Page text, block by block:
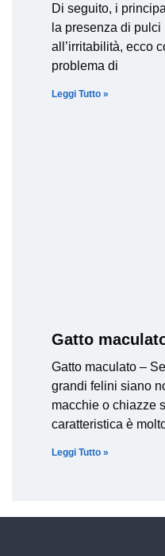
Di seguito, i
la presenza di
all’irritabilità, ecco
problema di
Leggi Tutto »
Gatto
Gatto maculato –
grandi felini siano
macchie o chiazze
caratteristica è
Leggi Tutto »